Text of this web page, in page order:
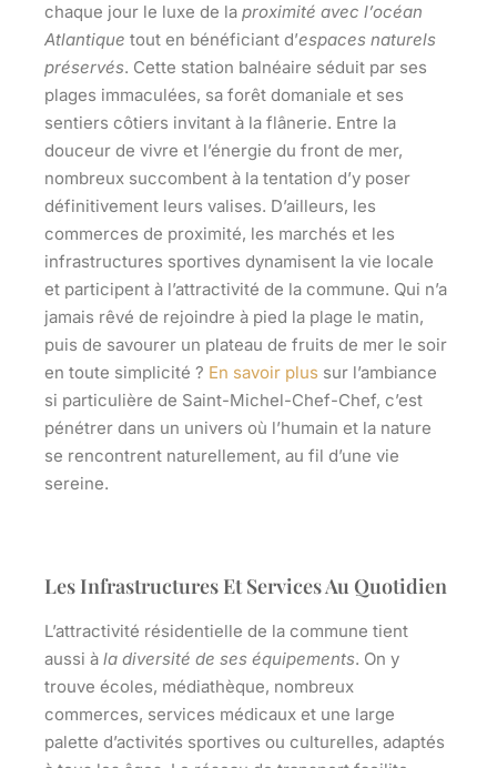
chaque jour le luxe de la proximité avec l’océan
Atlantique tout en bénéficiant d’espaces naturels
préservés. Cette station balnéaire séduit par ses
plages immaculées, sa forêt domaniale et ses
sentiers côtiers invitant à la flânerie. Entre la
douceur de vivre et l’énergie du front de mer,
nombreux succombent à la tentation d’y poser
définitivement leurs valises. D’ailleurs, les
commerces de proximité, les marchés et les
infrastructures sportives dynamisent la vie locale
et participent à l’attractivité de la commune. Qui n’a
jamais rêvé de rejoindre à pied la plage le matin,
puis de savourer un plateau de fruits de mer le soir
en toute simplicité ? En savoir plus sur l’ambiance
si particulière de Saint-Michel-Chef-Chef, c’est
pénétrer dans un univers où l’humain et la nature
se rencontrent naturellement, au fil d’une vie
sereine.
Les Infrastructures Et Services Au Quotidien
L’attractivité résidentielle de la commune tient
aussi à la diversité de ses équipements. On y
trouve écoles, médiathèque, nombreux
commerces, services médicaux et une large
palette d’activités sportives ou culturelles, adaptés